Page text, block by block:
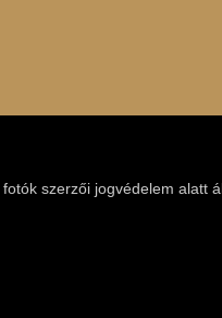
szerzői jogvédelem alatt